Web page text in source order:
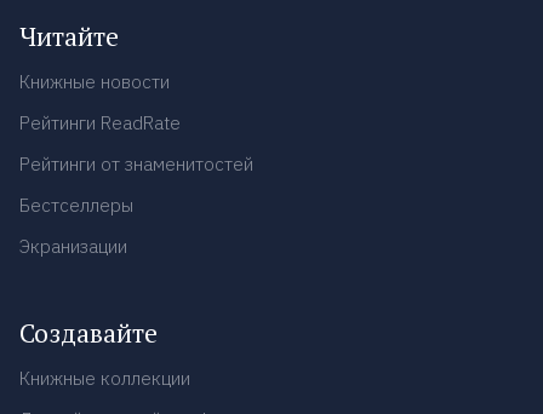
Читайте
Книжные новости
Рейтинги ReadRate
Рейтинги от знаменитостей
Бестселлеры
Экранизации
Создавайте
Книжные коллекции